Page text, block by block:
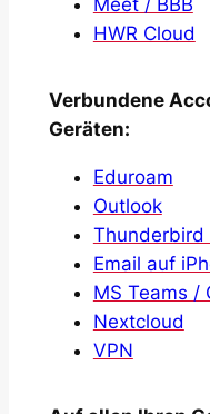
Meet / BBB
HWR Cloud
Verbundene
Geräten:
Eduroam
Outlook
Thunderbird
Email auf
MS Teams /
Nextcloud
VPN